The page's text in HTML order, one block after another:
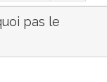
pas le